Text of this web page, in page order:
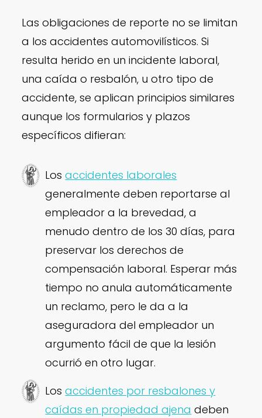
Las obligaciones de reporte no se limitan
a los accidentes automovilísticos. Si
resulta herido en un incidente laboral,
una caída o resbalón, u otro tipo de
accidente, se aplican principios similares
aunque los formularios y plazos
específicos difieran:
Losaccidentes laborales
generalmente deben reportarse al
empleador a la brevedad, a
menudo dentro de los 30 días, para
preservar los derechos de
compensación laboral. Esperar más
tiempo no anula automáticamente
un reclamo, pero le da a la
aseguradora del empleador un
argumento fácil de que la lesión
ocurrió en otro lugar.
Losaccidentes por resbalones y
caídas en propiedad ajena deben